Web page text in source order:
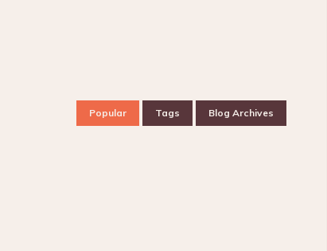
Popular Tags Blog Archives